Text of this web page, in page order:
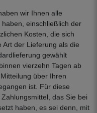
wir Ihnen alle
einschließlich der
Kosten, die sich
der Lieferung als die
gewählt
vierzehn Tagen ab
über Ihren
ist. Für diese
das Sie bei
haben, es sei denn, mit